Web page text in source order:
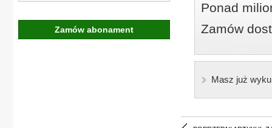
Ponad
Zamów
Masz już
Zamów abonament